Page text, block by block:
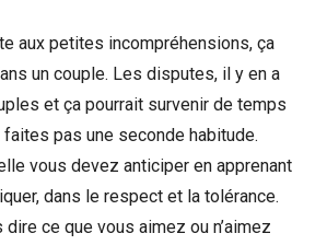
aux petites incompréhensions, ça
un couple. Les disputes, il y en a
et ça pourrait survenir de temps
faites pas une seconde habitude.
vous devez anticiper en apprenant
dans le respect et la tolérance.
ce que vous aimez ou n’aimez